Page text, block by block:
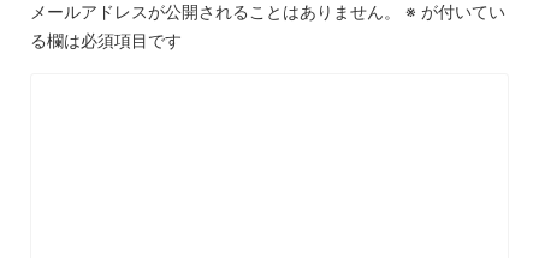
メールアドレスが公開されることはありません。 ※ が付いてい
る欄は必須項目です